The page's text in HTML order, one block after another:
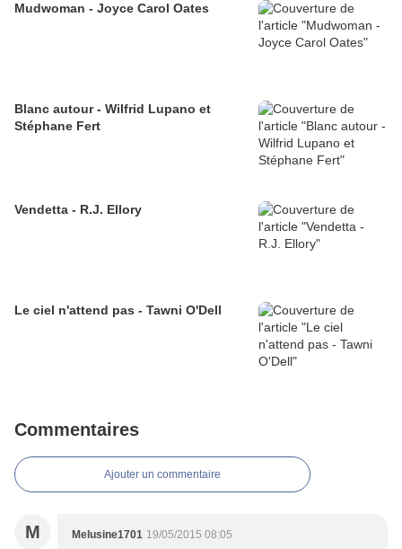
Mudwoman - Joyce Carol Oates
Blanc autour - Wilfrid Lupano et
Stéphane Fert
Vendetta - R.J. Ellory
Le ciel n'attend pas - Tawni O'Dell
Commentaires
Ajouter un commentaire
M Melusine1701 19/05/2015 08:05